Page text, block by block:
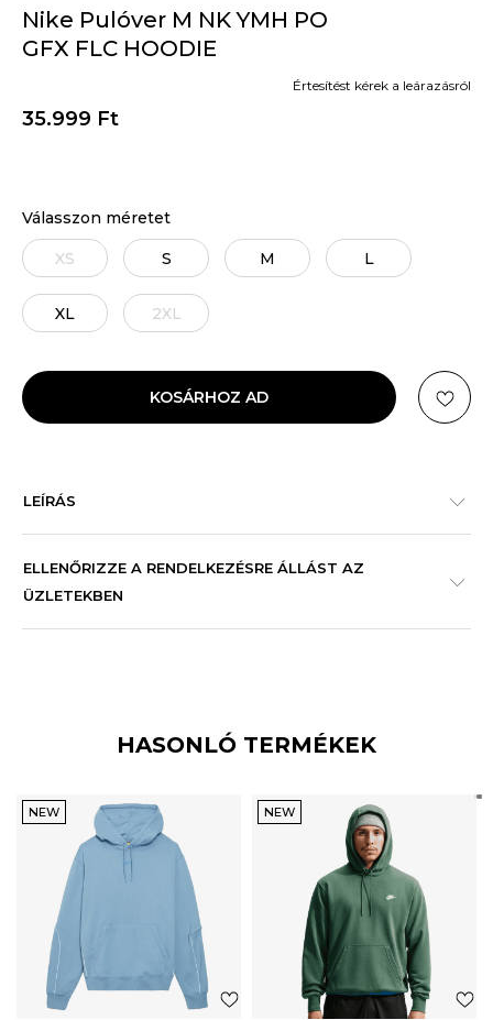
Nike Pulóver M NK YMH PO
GFX FLC HOODIE
35.999 Ft
Értesítést kérek a leárazásról
Válasszon méretet
XS S M L
XL 2XL
KOSÁRHOZ AD
LEÍRÁS
ELLENŐRIZZE A RENDELKEZÉSRE ÁLLÁST AZ
ÜZLETEKBEN
HASONLÓ TERMÉKEK
NEW NEW